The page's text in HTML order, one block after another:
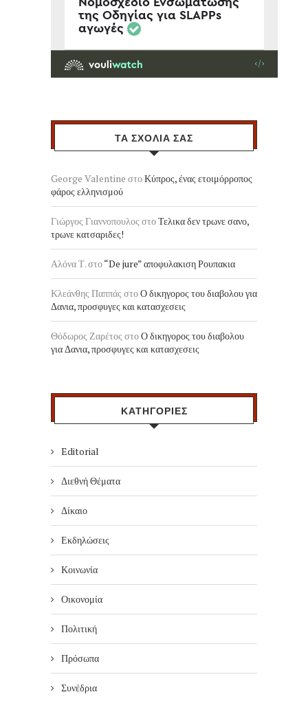
ΤΑ ΣΧΟΛΙΑ ΣΑΣ
George Valentine στοΚύπρος, ένας ετοιμόρροπος
φάρος ελληνισμού
Γιώργος Γιαννοπουλος στοΤελικα δεν τρωνε σανο,
τρωνε κατσαριδες!
Αλόνα Τ.στο“De jure” αποφυλακιση Ρουπακια
Κλεάνθης Παππάς στοΟ δικηγορος του διαβολου για
Δανια, προσφυγες και κατασχεσεις
Θόδωρος Ζαρέτος στοΟ δικηγορος του διαβολου
για Δανια, προσφυγες και κατασχεσεις
ΚΑΤΗΓΟΡΙΕΣ
Editorial
Διεθνή Θέματα
Δίκαιο
Εκδηλώσεις
Κοινωνία
Οικονομία
Πολιτική
Πρόσωπα
Συνέδρια